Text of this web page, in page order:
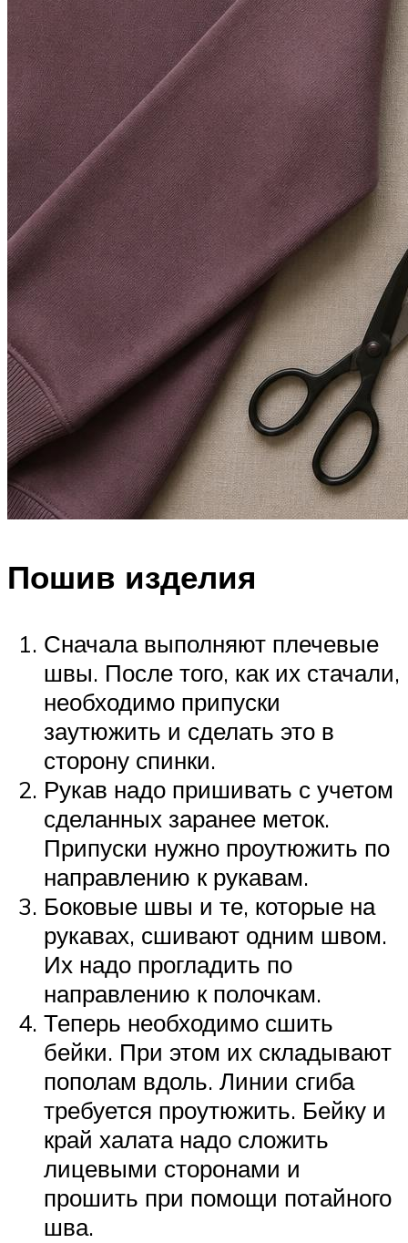
Пошив изделия
Сначала выполняют плечевые
швы. После того, как их стачали,
необходимо припуски
заутюжить и сделать это в
сторону спинки.
Рукав надо пришивать с учетом
сделанных заранее меток.
Припуски нужно проутюжить по
направлению к рукавам.
Боковые швы и те, которые на
рукавах, сшивают одним швом.
Их надо прогладить по
направлению к полочкам.
Теперь необходимо сшить
бейки. При этом их складывают
пополам вдоль. Линии сгиба
требуется проутюжить. Бейку и
край халата надо сложить
лицевыми сторонами и
прошить при помощи потайного
шва.